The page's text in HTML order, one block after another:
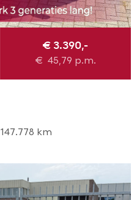
€ 3.390,-
€ 45,79 p.m.
147.778 km